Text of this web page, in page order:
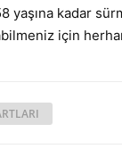
yaşına kadar
için